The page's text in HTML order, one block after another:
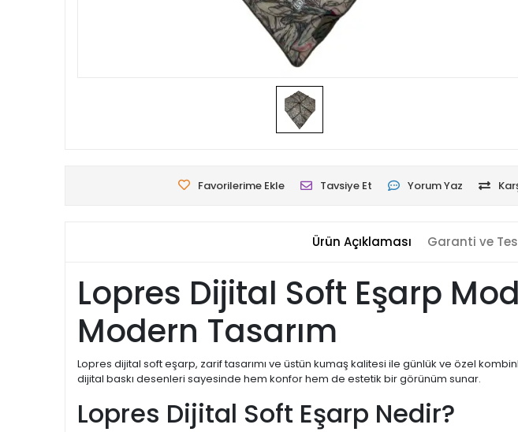
Favorilerime Ekle Tavsiye Et Yorum Yaz
Ürün Açıklaması Garanti ve
Lopres Dijital Soft Eşarp
Modern Tasarım
Lopres dijital soft eşarp, zarif tasarımı ve üstün kumaş kalitesi ile günlük ve özel
dijital baskı desenleri sayesinde hem konfor hem de estetik bir görünüm sunar.
Lopres Dijital Soft Eşarp Nedir?